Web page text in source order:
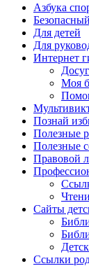
Азбука
Для детей
Для
Интернет
Досуг
Моя
Познай
Полезные
Полезные
Правовой
Сайты
Ссылки